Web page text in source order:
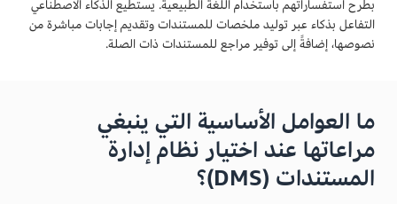
بطرح استفساراتهم باستخدام اللغة الطبيعية. يستطيع الذكاء الاصطناعي
التفاعل بذكاء عبر توليد ملخصات للمستندات وتقديم إجابات مباشرة من
نصوصها، إضافةً إلى توفير مراجع للمستندات ذات الصلة.
ما العوامل الأساسية التي ينبغي
مراعاتها عند اختيار نظام إدارة
المستندات (DMS)؟